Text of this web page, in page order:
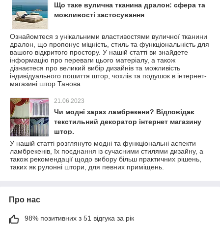
Що таке вулична тканина дралон: сфера та
можливості застосування
Ознайомтеся з унікальними властивостями вуличної тканини
дралон, що пропонує міцність, стиль та функціональність для
вашого відкритого простору. У нашій статті ви знайдете
інформацію про переваги цього матеріалу, а також
дізнаєтеся про великий вибір дизайнів та можливість
індивідуального пошиття штор, чохлів та подушок в інтернет-
магазині штор Танова
21.06.2023
Чи модні зараз ламбрекени? Відповідає
текстильний декоратор інтернет магазину
штор.
У нашій статті розглянуто модні та функціональні аспекти
ламбрекенів, їх поєднання із сучасними стилями дизайну, а
також рекомендації щодо вибору більш практичних рішень,
таких як рулонні штори, для певних приміщень.
Про нас
98% позитивних з 51 відгука за рік